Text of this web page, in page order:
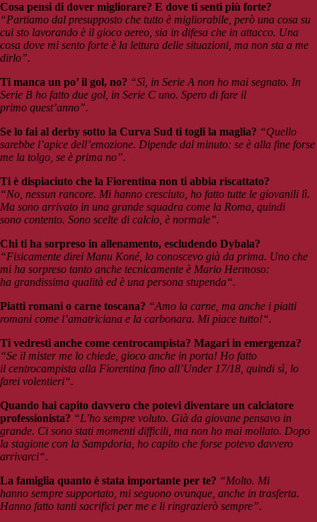
Cosa pensi di dover migliorare? E dove ti senti più forte?
“Partiamo dal presupposto che tutto è migliorabile, però una cosa su
cui sto lavorando è il gioco aereo, sia in difesa che in attacco. Una
cosa dove mi sento forte è la lettura delle situazioni, ma non sta a me
dirlo”.
Ti manca un po’ il gol, no? “Sì, in Serie A non ho mai segnato. In
Serie B ho fatto due gol, in Serie C uno. Spero di fare il
primo quest’anno”.
Se lo fai al derby sotto la Curva Sud ti togli la maglia? “Quello
sarebbe l’apice dell’emozione. Dipende dal minuto: se è alla fine forse
me la tolgo, se è prima no”.
Ti è dispiaciuto che la Fiorentina non ti abbia riscattato?
“No, nessun rancore. Mi hanno cresciuto, ho fatto tutte le giovanili lì.
Ma sono arrivato in una grande squadra come la Roma, quindi
sono contento. Sono scelte di calcio, è normale”.
Chi ti ha sorpreso in allenamento, escludendo Dybala?
“Fisicamente direi Manu Koné, lo conoscevo già da prima. Uno che
mi ha sorpreso tanto anche tecnicamente è Mario Hermoso:
ha grandissima qualità ed è una persona stupenda“.
Piatti romani o carne toscana? “Amo la carne, ma anche i piatti
romani come l’amatriciana e la carbonara. Mi piace tutto!“.
Ti vedresti anche come centrocampista? Magari in emergenza?
“Se il mister me lo chiede, gioco anche in porta! Ho fatto
il centrocampista alla Fiorentina fino all’Under 17/18, quindi sì, lo
farei volentieri“.
Quando hai capito davvero che potevi diventare un calciatore
professionista? “L’ho sempre voluto. Già da giovane pensavo in
grande. Ci sono stati momenti difficili, ma non ho mai mollato. Dopo
la stagione con la Sampdoria, ho capito che forse potevo davvero
arrivarci“.
La famiglia quanto è stata importante per te? “Molto. Mi
hanno sempre supportato, mi seguono ovunque, anche in trasferta.
Hanno fatto tanti sacrifici per me e li ringrazierò sempre”.